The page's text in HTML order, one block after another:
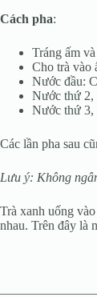
Cách pha:
Tráng ấm
Cho trà vào
Nước đầu:
Nước thứ 2,
Nước thứ 3,
Các lần pha sau
Lưu ý: Không
Trà xanh uống
nhau. Trên đây là